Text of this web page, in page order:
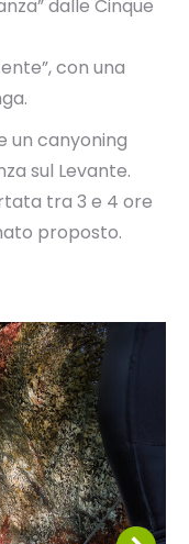
dalle Cinque
con una
un canyoning
sul Levante.
tra 3 e 4 ore
proposto.